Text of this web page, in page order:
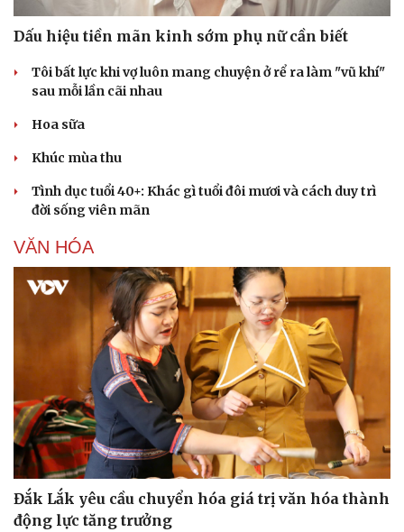
Dấu hiệu tiền mãn kinh sớm phụ nữ cần biết
Tôi bất lực khi vợ luôn mang chuyện ở rể ra làm "vũ khí"
sau mỗi lần cãi nhau
Hoa sữa
Khúc mùa thu
Tình dục tuổi 40+: Khác gì tuổi đôi mươi và cách duy trì
đời sống viên mãn
VĂN HÓA
Đắk Lắk yêu cầu chuyển hóa giá trị văn hóa thành
động lực tăng trưởng